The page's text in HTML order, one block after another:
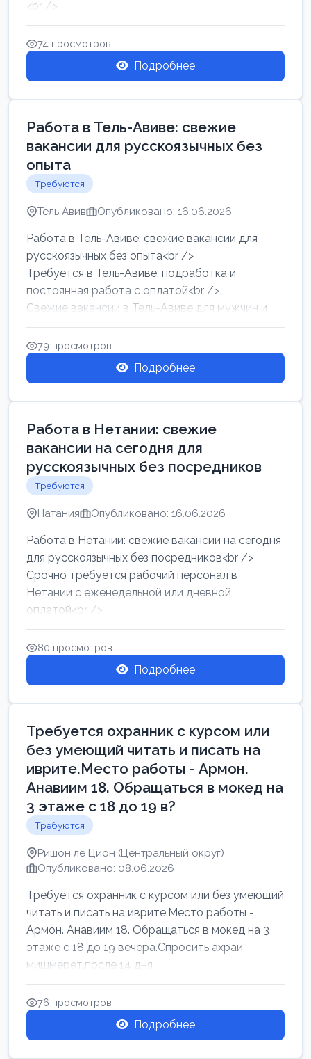
<br />
Работа в Нетании на мебельном производстве:
требу...
74 просмотров
Подробнее
Работа в Тель-Авиве: свежие
вакансии для русскоязычных без
опыта
Требуются
Тель Авив Опубликовано: 16.06.2026
Работа в Тель-Авиве: свежие вакансии для
русскоязычных без опыта<br />
Требуется в Тель-Авиве: подработка и
постоянная работа с оплатой<br />
Свежие вакансии в Тель-Авиве для мужчин и
женщин от хозя...
79 просмотров
Подробнее
Работа в Нетании: свежие
вакансии на сегодня для
русскоязычных без посредников
Требуются
Натания Опубликовано: 16.06.2026
Работа в Нетании: свежие вакансии на сегодня
для русскоязычных без посредников<br />
Срочно требуется рабочий персонал в
Нетании с еженедельной или дневной
оплатой<br />
Свежие вакансии в Нетании дл...
80 просмотров
Подробнее
Требуется охранник с курсом или
без умеющий читать и писать на
иврите.Место работы - Армон.
Анавиим 18. Обращаться в мокед на
3 этаже с 18 до 19 в?
Требуются
Ришон ле Цион (Центральный округ)
Опубликовано: 08.06.2026
Требуется охранник с курсом или без умеющий
читать и писать на иврите.Место работы -
Армон. Анавиим 18. Обращаться в мокед на 3
этаже с 18 до 19 вечера.Спросить ахраи
мишмерет.после 14 дня
76 просмотров
Подробнее